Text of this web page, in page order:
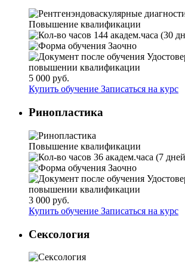
Повышение квалификации
144 академ.часа (30
Заочно
повышении квалификации
5 000 руб.
Купить обучение Записаться на курс
Ринопластика
Повышение квалификации
36 академ.часа (7
Заочно
повышении квалификации
3 000 руб.
Купить обучение Записаться на курс
Сексология